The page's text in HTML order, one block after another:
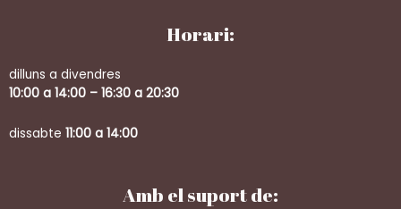
Horari:
dilluns a divendres
10:00 a 14:00 – 16:30 a 20:30
dissabte 11:00 a 14:00
Amb el suport de: